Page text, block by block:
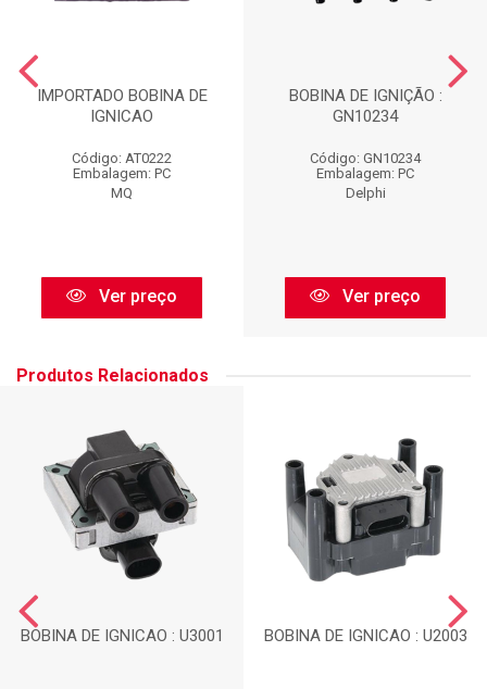
IMPORTADO BOBINA DE
IGNICAO
Código: AT0222
Embalagem: PC
MQ
Ver preço
BOBINA DE IGNIÇÃO :
GN10234
Código: GN10234
Embalagem: PC
Delphi
Ver preço
Produtos Relacionados
BOBINA DE IGNICAO : U3001 BOBINA DE IGNICAO : U2003